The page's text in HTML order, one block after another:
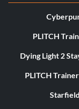
PLITCH
Dying Light 2
PLITCH